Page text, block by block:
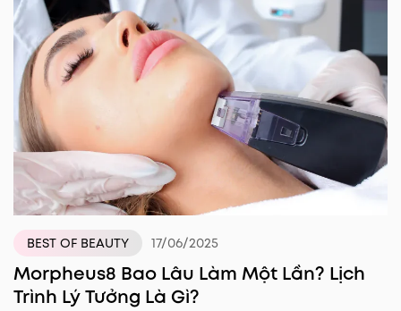
BEST OF BEAUTY 17/06/2025
Morpheus8 Bao Lâu Làm Một Lần? Lịch
Trình Lý Tưởng Là Gì?